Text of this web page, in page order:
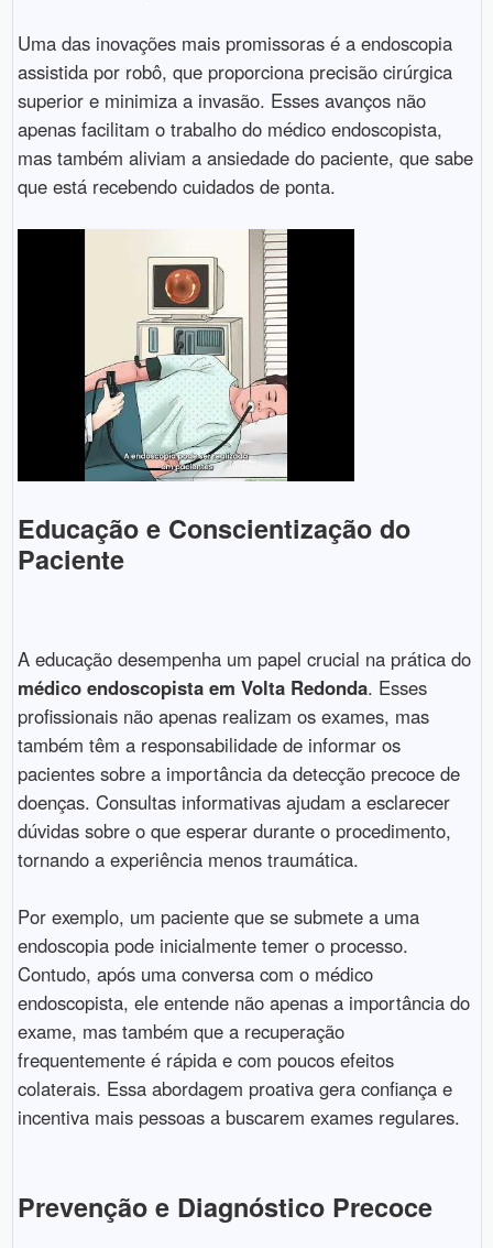
Uma das inovações mais promissoras é a endoscopia
assistida por robô, que proporciona precisão cirúrgica
superior e minimiza a invasão. Esses avanços não
apenas facilitam o trabalho do médico endoscopista,
mas também aliviam a ansiedade do paciente, que sabe
que está recebendo cuidados de ponta.
Educação e Conscientização do
Paciente
A educação desempenha um papel crucial na prática do
médico endoscopista em Volta Redonda. Esses
profissionais não apenas realizam os exames, mas
também têm a responsabilidade de informar os
pacientes sobre a importância da detecção precoce de
doenças. Consultas informativas ajudam a esclarecer
dúvidas sobre o que esperar durante o procedimento,
tornando a experiência menos traumática.
Por exemplo, um paciente que se submete a uma
endoscopia pode inicialmente temer o processo.
Contudo, após uma conversa com o médico
endoscopista, ele entende não apenas a importância do
exame, mas também que a recuperação
frequentemente é rápida e com poucos efeitos
colaterais. Essa abordagem proativa gera confiança e
incentiva mais pessoas a buscarem exames regulares.
Prevenção e Diagnóstico Precoce